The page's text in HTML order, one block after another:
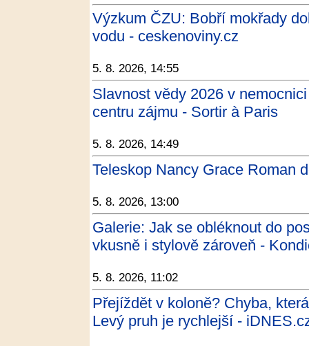
Výzkum ČZU: Bobří mokřady
vodu - ceskenoviny.cz
5. 8. 2026, 14:55
Slavnost vědy 2026 v
centru zájmu - Sortir à Paris
5. 8. 2026, 14:49
Teleskop Nancy Grace Roman
5. 8. 2026, 13:00
Galerie: Jak se obléknout do
vkusně i stylově zároveň -
5. 8. 2026, 11:02
Přejíždět v koloně? Chyba,
Levý pruh je rychlejší -